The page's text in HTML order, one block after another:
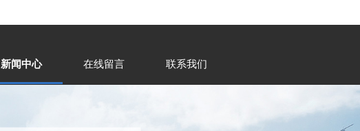
新闻中心 在线留言 联系我们